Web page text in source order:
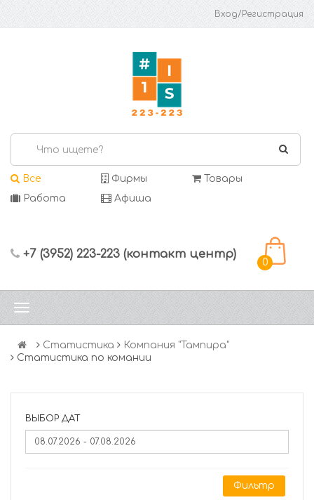
Вход/Регистрация
Все Фирмы
Товары
Работа
Афиша
+7 (3952) 223-223 (контакт центр)
0
Статистика
Компания "Тампира"
Статистика по комании
ВЫБОР ДАТ
Фильтр